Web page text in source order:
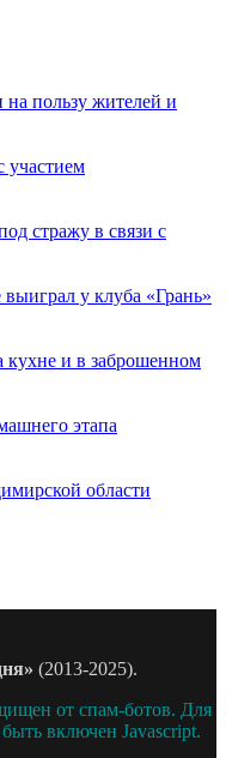
на пользу жителей и
участием
стражу в связи с
у клуба «Грань»
кухне и в заброшенном
этапа
области
(2013-2025).
от спам-ботов. Для
включен Javascript.